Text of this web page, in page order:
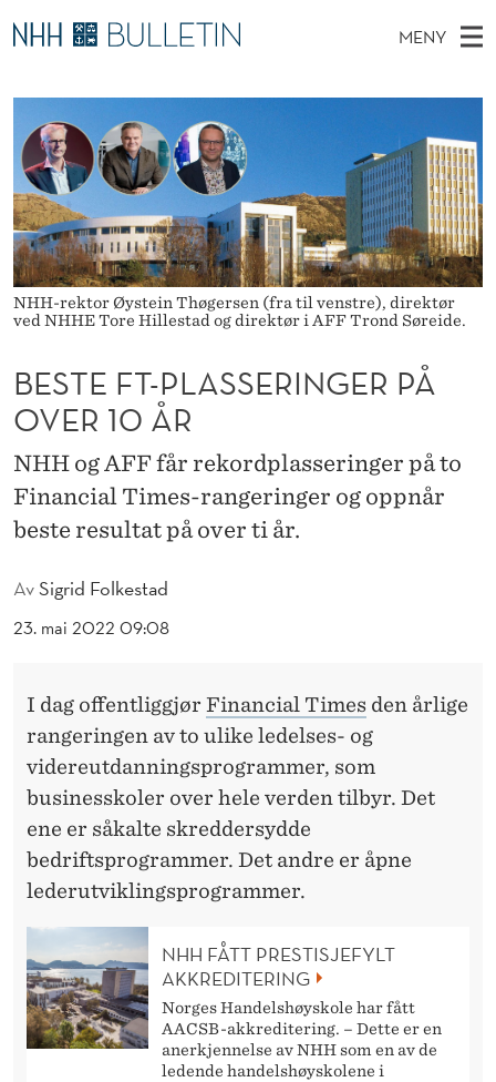
B
E
S
E
F
T
L
A
S
S
E
R
MENY
O
V
E
D
M
E
N
Y
Ø
N
T
S
T
E
D
E
T
Stipendiater og nye forskerprofiler
Disputaser
Ekspertutvalg
Om Bulletin
NHH-rektor Øystein Thøgersen (fra til venstre), direktør
ved NHHE Tore Hillestad og direktør i AFF Trond Søreide.
AvSigrid Folkestad
23. mai 2022 09:08
BESTE FT-PLASSERINGER PÅ
OVER 10 ÅR
NHH og AFF får rekordplasseringer på to
Financial Times-rangeringer og oppnår
beste resultat på over ti år.
I dag offentliggjør Financial Times den årlige
rangeringen av to ulike ledelses- og
videreutdanningsprogrammer, som
businesskoler over hele verden tilbyr. Det
ene er såkalte skreddersydde
bedriftsprogrammer. Det andre er åpne
lederutviklingsprogrammer.
NHH FÅTT PRESTISJEFYLT
AKKREDITERING
Norges Handelshøyskole har fått
AACSB-akkreditering. – Dette er en
anerkjennelse av NHH som en av de
ledende handelshøyskolene i